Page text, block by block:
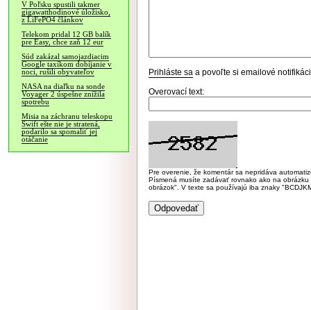
V Poľsku spustili takmer
gigawatthodinové úložisko,
z LiFePO4 článkov
Telekom pridal 12 GB balík
pre Easy, chce zaň 12 eur
Súd zakázal samojazdiacim
Google taxíkom dobíjanie v
noci, rušili obyvateľov
NASA na diaľku na sonde
Voyager 2 úspešne znížila
spotrebu
Misia na záchranu teleskopu
Swift ešte nie je stratená,
podarilo sa spomaliť jej
otáčanie
Prihláste sa a povoľte si emailové
Overovací text:
Pre overenie, že komentár sa nepridáva
Písmená musíte zadávať rovnako ako na
obrázok". V texte sa používajú iba znaky